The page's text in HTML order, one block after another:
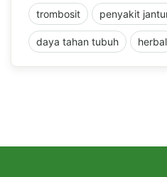
trombosit penyakit
daya tahan tubuh herbal